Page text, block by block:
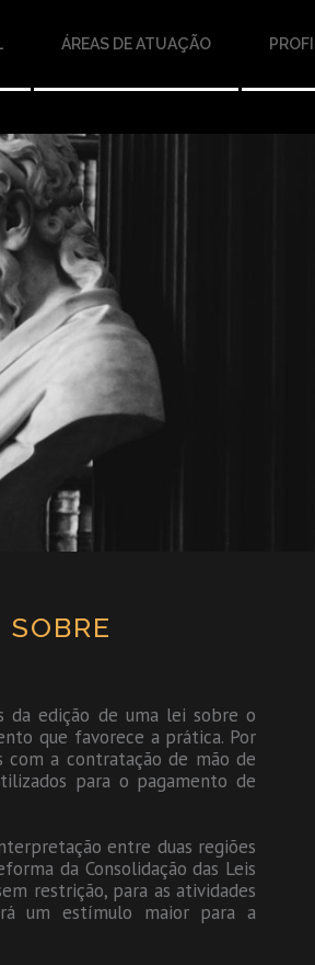
ÁREAS DE ATUAÇÃO
da edição de uma lei sobre o
que favorece a prática. Por
com a contratação de mão de
para o pagamento de
entre duas regiões
da Consolidação das Leis
restrição, para as atividades
um estímulo maior para a